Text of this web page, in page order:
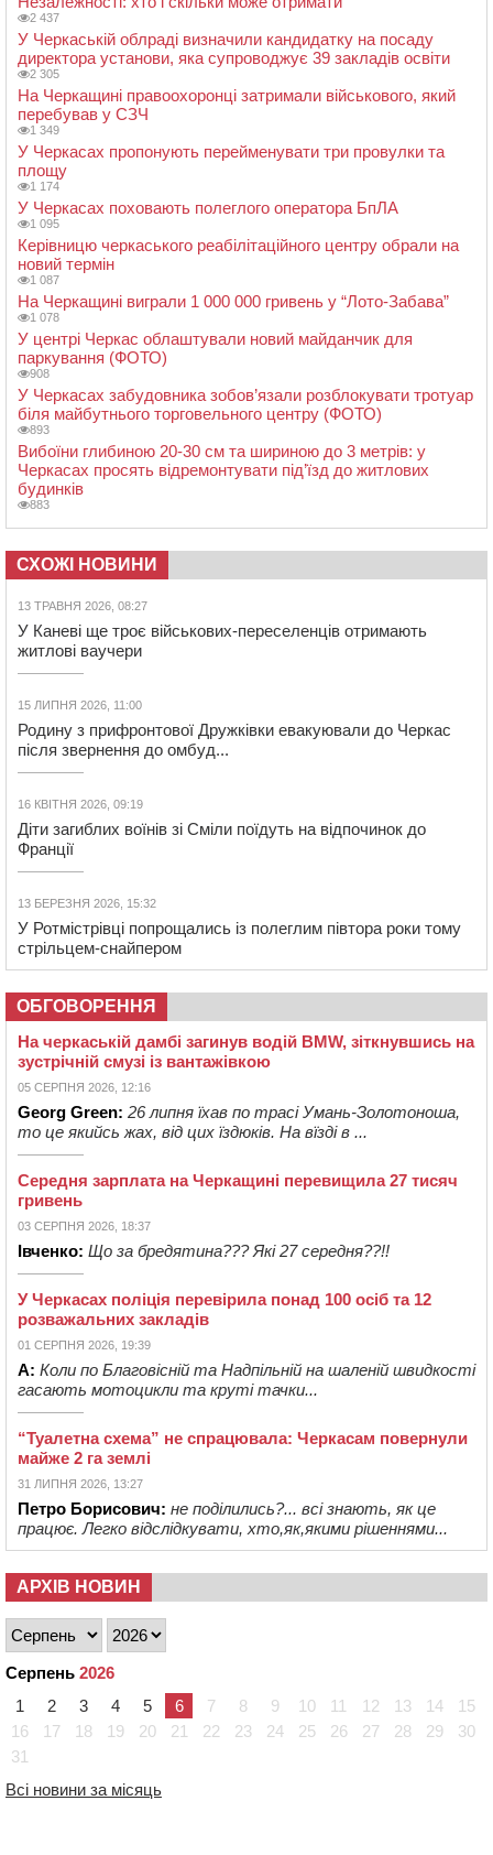
2 437
У Черкаській облраді визначили кандидатку на посаду
директора установи, яка супроводжує 39 закладів освіти
2 305
На Черкащині правоохоронці затримали військового, який
перебував у СЗЧ
1 349
У Черкасах пропонують перейменувати три провулки та
площу
1 174
У Черкасах поховають полеглого оператора БпЛА
1 095
Керівницю черкаського реабілітаційного центру обрали на
новий термін
1 087
На Черкащині виграли 1 000 000 гривень у “Лото-Забава”
1 078
У центрі Черкас облаштували новий майданчик для
паркування (ФОТО)
908
У Черкасах забудовника зобов’язали розблокувати тротуар
біля майбутнього торговельного центру (ФОТО)
893
Вибоїни глибиною 20-30 см та шириною до 3 метрів: у
Черкасах просять відремонтувати під’їзд до житлових
будинків
883
СХОЖІ НОВИНИ
13 ТРАВНЯ 2026, 08:27
У Каневі ще троє військових-переселенців отримають
житлові ваучери
15 ЛИПНЯ 2026, 11:00
Родину з прифронтової Дружківки евакуювали до Черкас
після звернення до омбуд...
16 КВІТНЯ 2026, 09:19
Діти загиблих воїнів зі Сміли поїдуть на відпочинок до
Франції
13 БЕРЕЗНЯ 2026, 15:32
У Ротмістрівці попрощались із полеглим півтора роки тому
стрільцем-снайпером
ОБГОВОРЕННЯ
На черкаській дамбі загинув водій BMW, зіткнувшись на
зустрічній смузі із вантажівкою
05 СЕРПНЯ 2026, 12:16
Georg Green: 26 липня їхав по трасі Умань-Золотоноша,
то це якийсь жах, від цих їздюків. На вїзді в ...
Середня зарплата на Черкащині перевищила 27 тисяч
гривень
03 СЕРПНЯ 2026, 18:37
Івченко: Що за бредятина??? Які 27 середня??!!
У Черкасах поліція перевірила понад 100 осіб та 12
розважальних закладів
01 СЕРПНЯ 2026, 19:39
А: Коли по Благовісній та Надпільній на шаленій швидкості
гасають мотоцикли та круті тачки...
“Туалетна схема” не спрацювала: Черкасам повернули
майже 2 га землі
31 ЛИПНЯ 2026, 13:27
Петро Борисович: не поділились?... всі знають, як це
працює. Легко відслідкувати, хто,як,якими рішеннями...
АРХІВ НОВИН
Серпень 2026
1
2 3 4 5 6 7 8 9 10 11 12 13 14
15
16
17 18 19 20 21 22 23 24 25 26 27 28 29
30
31
Всі новини за місяць